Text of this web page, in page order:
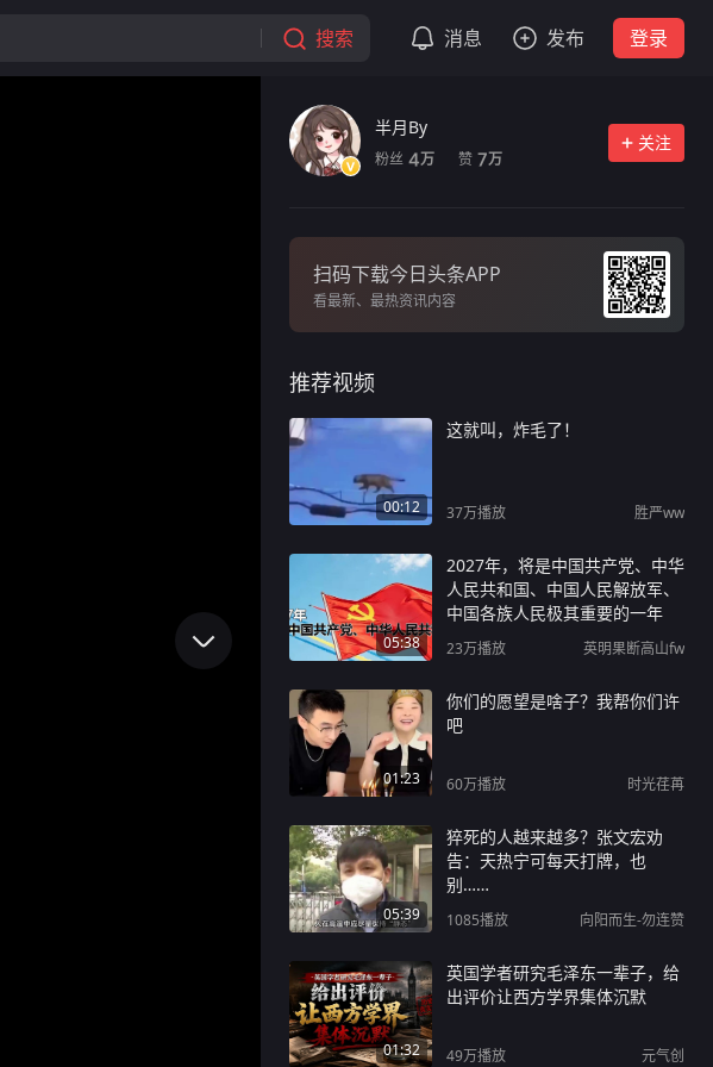
搜索 消息 发布 登录
半月By
粉丝 4万 赞 7万
关注
扫码下载今日头条APP
看最新、最热资讯内容
推荐视频
00:12
这就叫，炸毛了！
37万播放 胜严ww
05:38
2027年，将是中国共产党、中华
人民共和国、中国人民解放军、
中国各族人民极其重要的一年
23万播放 英明果断高山fw
01:23
你们的愿望是啥子？我帮你们许
吧
60万播放 时光荏苒
05:39
猝死的人越来越多？张文宏劝
告：天热宁可每天打牌，也
别……
1085播放 向阳而生-勿连赞
01:32
英国学者研究毛泽东一辈子，给
出评价让西方学界集体沉默
49万播放 元气创